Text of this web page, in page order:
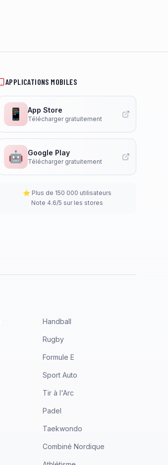
APPLICATIONS MOBILES
📱 App Store
Télécharger gratuitement
🤖 Google Play
Télécharger gratuitement
⭐ Plus de 150 000 utilisateurs
Note 4.6/5 sur les stores
Handball
Rugby
Formule E
Sport Auto
Tir à l'Arc
Padel
Taekwondo
Combiné Nordique